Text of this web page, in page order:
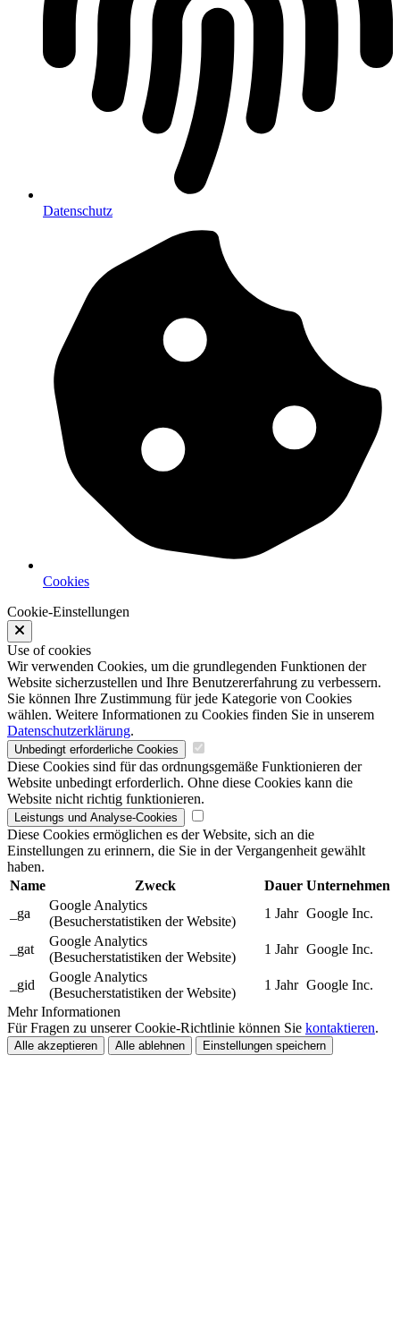
Datenschutz
Cookies
Cookie-Einstellungen
Use of cookies
Wir verwenden Cookies, um die grundlegenden Funktionen der
Website sicherzustellen und Ihre Benutzererfahrung zu verbessern.
Sie können Ihre Zustimmung für jede Kategorie von Cookies
wählen. Weitere Informationen zu Cookies finden Sie in unserem
Datenschutzerklärung.
Unbedingt erforderliche Cookies
Diese Cookies sind für das ordnungsgemäße Funktionieren der
Website unbedingt erforderlich. Ohne diese Cookies kann die
Website nicht richtig funktionieren.
Leistungs und Analyse-Cookies
Diese Cookies ermöglichen es der Website, sich an die
Einstellungen zu erinnern, die Sie in der Vergangenheit gewählt
haben.
Name
Zweck Dauer Unternehmen
_ga
Google Analytics
(Besucherstatistiken der Website)
1 Jahr Google Inc.
_gat
Google Analytics
(Besucherstatistiken der Website)
1 Jahr Google Inc.
_gid
Google Analytics
(Besucherstatistiken der Website)
1 Jahr Google Inc.
Mehr Informationen
Für Fragen zu unserer Cookie-Richtlinie können Sie kontaktieren.
Alle akzeptieren Alle ablehnen Einstellungen speichern